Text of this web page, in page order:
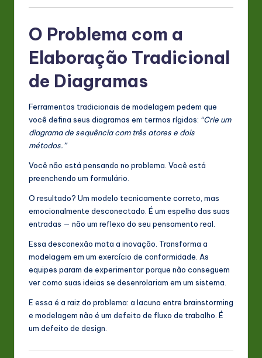
in
A
S
ft
w
In
ti
O Problema com a
Elaboração Tradicional
de Diagramas
Ferramentas tradicionais de modelagem pedem que
você defina seus diagramas em termos rígidos: “Crie um
diagrama de sequência com três atores e dois
métodos.”
Você não está pensando no problema. Você está
preenchendo um formulário.
O resultado? Um modelo tecnicamente correto, mas
emocionalmente desconectado. É um espelho das suas
entradas — não um reflexo do seu pensamento real.
Essa desconexão mata a inovação. Transforma a
modelagem em um exercício de conformidade. As
equipes param de experimentar porque não conseguem
ver como suas ideias se desenrolariam em um sistema.
E essa é a raiz do problema: a lacuna entre brainstorming
e modelagem não é um defeito de fluxo de trabalho. É
um defeito de design.